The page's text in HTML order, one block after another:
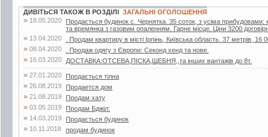
ДИВІТЬСЯ ТАКОЖ В РОЗДІЛІ ЗАГАЛЬНІ ОГОЛОШЕННЯ
» 18.05.2020
Продається будинок с. Чернятка. 35 соток, з усіма прибудовами:
та времянка з газовим опаленням. Гарне місце. Ціни 3200
» 13.04.2020 . Продам квартиру в місті Ірпінь, Київська область. 37 метрів, 16
» 08.04.2020 . Продаж одягу з Європи: Секонд хенд та нове.
» 16.03.2020 ДОСТАВКА:ОТСЕВА,ПІСКА,ЩЕБНЯ,,та інших вантажів до 8т.
» 27.01.2020 Продається тілна
» 26.08.2019 Продается дом
» 21.08.2019 Продам хату
» 03.05.2019 Продам Бджiл:
» 14.03.2019 Продається будинок
» 10.11.2018 продам будинок